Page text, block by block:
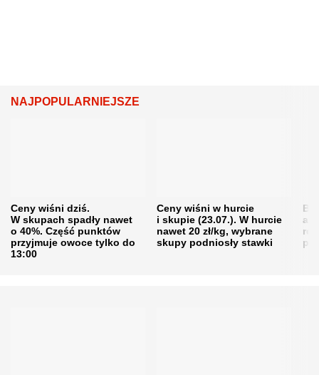
NAJPOPULARNIEJSZE
Ceny wiśni dziś.
W skupach spadły nawet
o 40%. Część punktów
przyjmuje owoce tylko do
13:00
Ceny wiśni w hurcie
i skupie (23.07.). W hurcie
nawet 20 zł/kg, wybrane
skupy podniosły stawki